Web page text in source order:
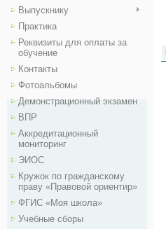
Выпускнику
Практика
Реквизиты для оплаты за
обучение
Контакты
Фотоальбомы
Демонстрационный экзамен
ВПР
Аккредитационный
мониторинг
ЭИОС
Кружок по гражданскому
праву «Правовой ориентир»
ФГИС «Моя школа»
Учебные сборы